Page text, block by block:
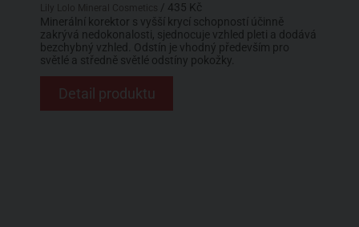
/ 435 Kč
Minerální korektor s vyšší krycí schopností účinně
zakrývá nedokonalosti, sjednocuje vzhled pleti a dodává
bezchybný vzhled. Odstín je vhodný především pro
světlé a středně světlé odstíny pokožky.
Detail produktu